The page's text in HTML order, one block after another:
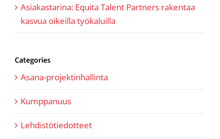
Asiakastarina: Equita Talent Partners rakentaa
kasvua oikeilla työkaluilla
Categories
Asana-projektinhallinta
Kumppanuus
Lehdistötiedotteet